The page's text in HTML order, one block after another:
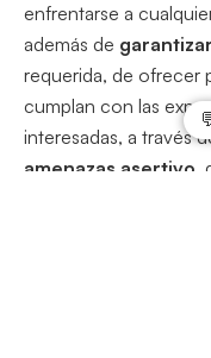
enfrentarse a
además de
requerida, de ofrecer
cumplan con las
interesadas, a través
amenazas asertivo